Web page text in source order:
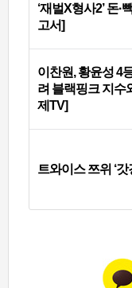
‘재벌X형사2’ 돈
고서]
이찬원, 황윤성 4
려 블랙핑크 지수
제TV]
트와이스 쯔위 ‘